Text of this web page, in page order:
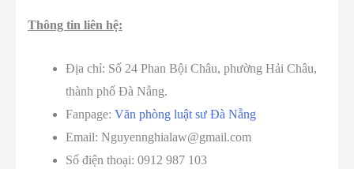
Thông tin liên hệ:
Địa chỉ: Số 24 Phan Bội Châu, phường Hải Châu,
thành phố Đà Nẵng.
Fanpage: Văn phòng luật sư Đà Nẵng
Email: Nguyennghialaw@gmail.com
Số điện thoại: 0912 987 103